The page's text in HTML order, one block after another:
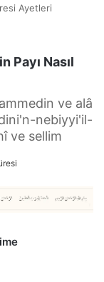
Ayetleri
Payı Nasıl
ve alâ
nebiyyi'il-
ve sellim